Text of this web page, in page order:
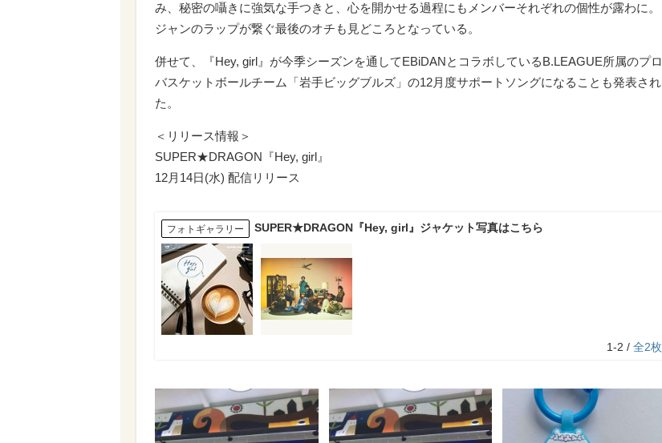
み、秘密の囁きに強気な手つきと、心を開かせる過程にもメンバーそれぞれの個性が露わに。
ジャンのラップが繋ぐ最後のオチも見どころとなっている。
併せて、『Hey, girl』が今季シーズンを通してEBiDANとコラボしているB.LEAGUE所属のプロ
バスケットボールチーム「岩手ビッグブルズ」の12月度サポートソングになることも発表され
た。
＜リリース情報＞
SUPER★DRAGON『Hey, girl』
12月14日(水) 配信リリース
フォトギャラリー SUPER★DRAGON『Hey, girl』ジャケット写真はこちら
1-2 / 全2枚